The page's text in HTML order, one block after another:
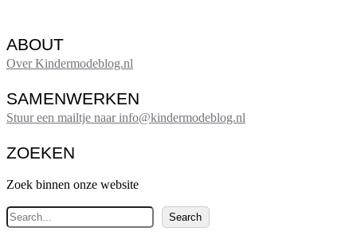
ABOUT
Over Kindermodeblog.nl
SAMENWERKEN
Stuur een mailtje naar info@kindermodeblog.nl
ZOEKEN
Zoek binnen onze website
Z
o
Search